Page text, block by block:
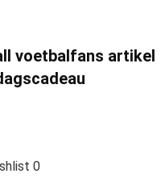
voetbalfans artikel
0